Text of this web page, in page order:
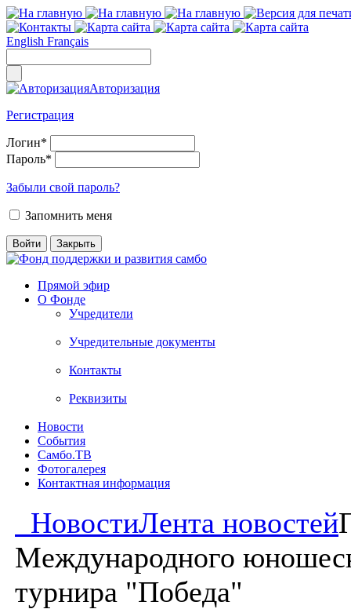
English Français
Авторизация
Регистрация
Логин*
Пароль*
Забыли свой пароль?
Запомнить меня
Прямой эфир
О Фонде
Учредители
Учредительные документы
Контакты
Реквизиты
Новости
События
Самбо.ТВ
Фотогалерея
Контактная информация
НовостиЛента новостей
Международного
турнира "Победа"